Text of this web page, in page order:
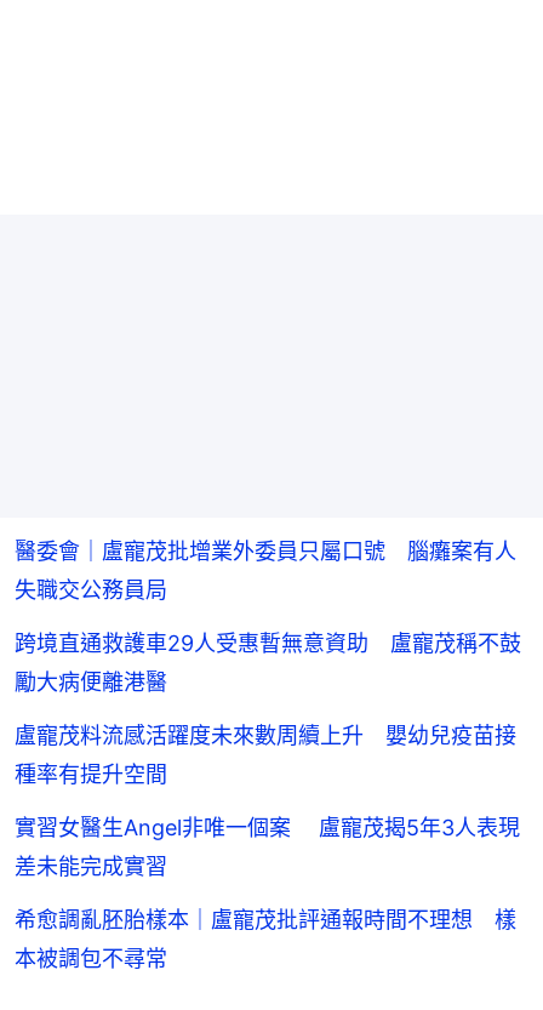
醫委會｜盧寵茂批增業外委員只屬口號 腦癱案有人
失職交公務員局
跨境直通救護車29人受惠暫無意資助 盧寵茂稱不鼓
勵大病便離港醫
盧寵茂料流感活躍度未來數周續上升 嬰幼兒疫苗接
種率有提升空間
實習女醫生Angel非唯一個案 盧寵茂揭5年3人表現
差未能完成實習
希愈調亂胚胎樣本｜盧寵茂批評通報時間不理想 樣
本被調包不尋常